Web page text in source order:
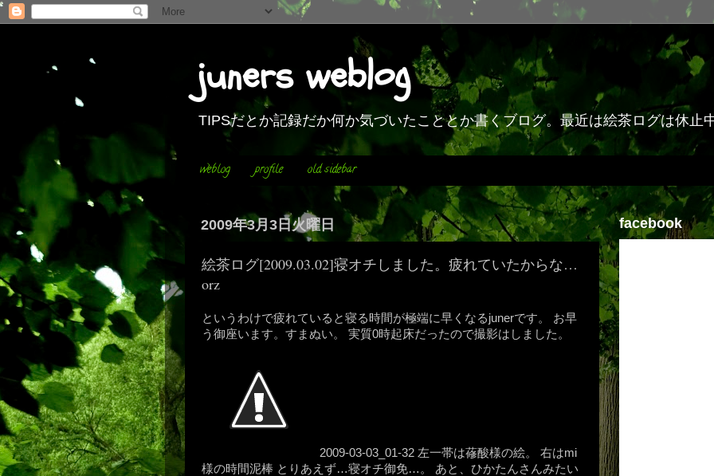
juners weblog
TIPSだとか記録だか何か気づいたこととか書くブログ。最近は絵茶ログは休止
weblog profile old sidebar
2009年3月3日火曜日
絵茶ログ[2009.03.02]寝オチしました。疲れていたからな…
orz
というわけで疲れていると寝る時間が極端に早くなるjunerです。 お早
う御座います。すまぬい。 実質0時起床だったので撮影はしました。
2009-03-03_01-32 左一帯は蓚酸様の絵。 右はmi
様の時間泥棒 とりあえず…寝オチ御免…。 あと、ひかたんさんみたい
facebook